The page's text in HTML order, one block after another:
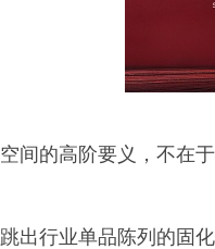
空间的高阶要义，不在
跳出行业单品陈列的固